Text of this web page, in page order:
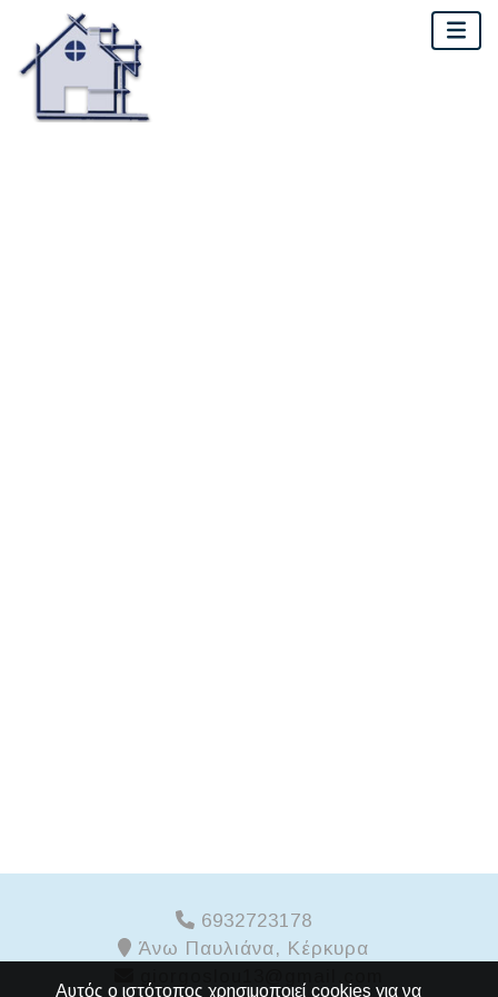
6932723178
Άνω Παυλιάνα, Κέρκυρα
Αυτός ο ιστότοπος χρησιμοποιεί cookies για να